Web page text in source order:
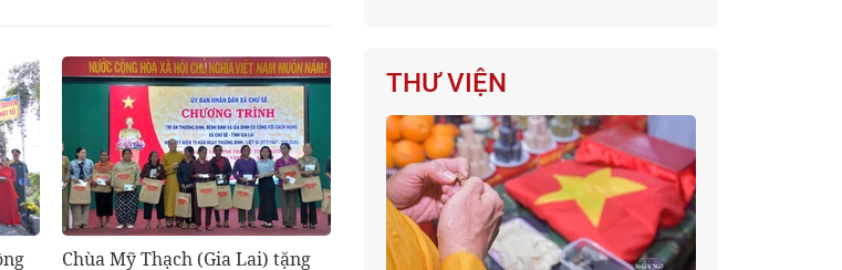
Chùa Mỹ Thạch (Gia Lai) tặng
THƯ VIỆN